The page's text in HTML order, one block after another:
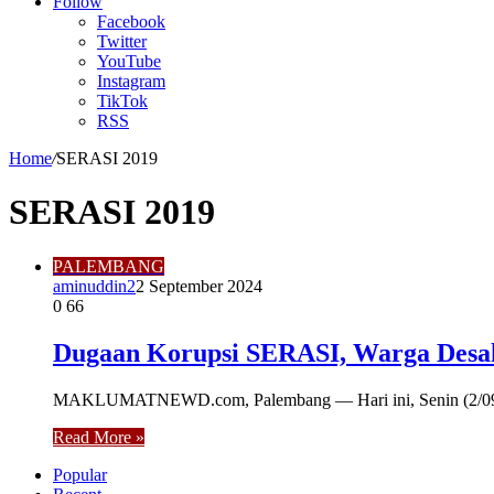
Facebook
Twitter
YouTube
Instagram
TikTok
RSS
Home/SERASI 2019
SERASI 2019
PALEMBANG
aminuddin22 September 2024
0 66
Dugaan Korupsi SERASI, Warga
MAKLUMATNEWD.com, Palembang — Hari ini, Senin (2/
Read More »
Popular